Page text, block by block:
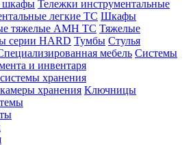
шкафы Тележки инструментальные
легкие ТС Шкафы
тяжелые AMH TC Тяжелые
серии HARD Тумбы Стулья
мебель Системы
и инвентаря
хранения
хранения Ключницы